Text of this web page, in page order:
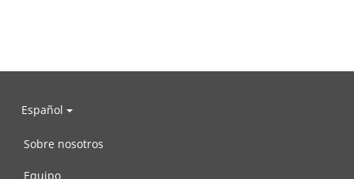
Español
Sobre nosotros
Equipo